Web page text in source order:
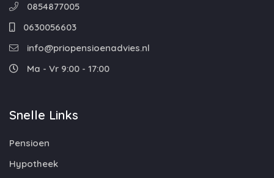
0854877005
0630056603
info@priopensioenadvies.nl
Ma - Vr 9:00 - 17:00
Snelle Links
Pensioen
Hypotheek